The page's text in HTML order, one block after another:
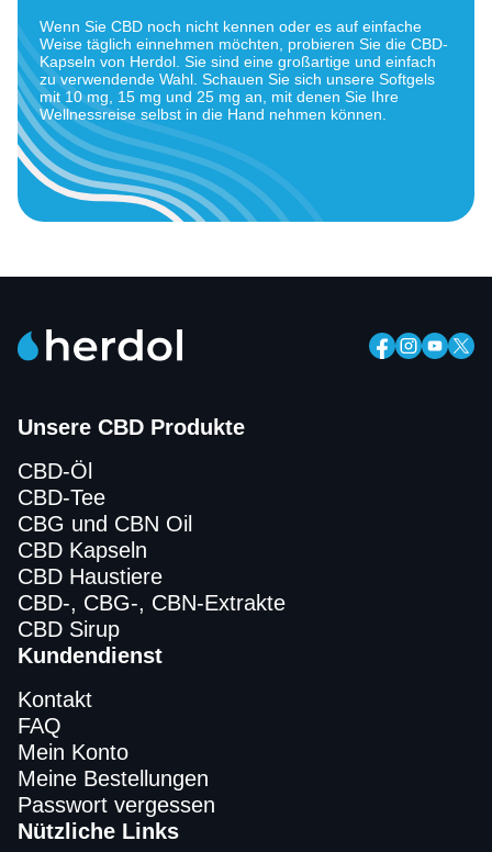
Wenn Sie CBD noch nicht kennen oder es auf einfache
Weise täglich einnehmen möchten, probieren Sie die CBD-
Kapseln von Herdol. Sie sind eine großartige und einfach
zu verwendende Wahl. Schauen Sie sich unsere Softgels
mit 10 mg, 15 mg und 25 mg an, mit denen Sie Ihre
Wellnessreise selbst in die Hand nehmen können.
Unsere CBD Produkte
CBD-Öl
CBD-Tee
CBG und CBN Oil
CBD Kapseln
CBD Haustiere
CBD-, CBG-, CBN-Extrakte
CBD Sirup
Kundendienst
Kontakt
FAQ
Mein Konto
Meine Bestellungen
Passwort vergessen
Nützliche Links